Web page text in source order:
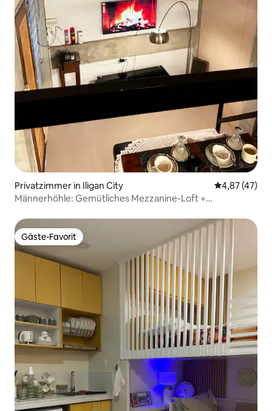
Privatzimmer in Iligan City
4,87 (47)
Männerhöhle: Gemütliches Mezzanine-Loft +
Gäste-Favorit
Gäste-Favorit